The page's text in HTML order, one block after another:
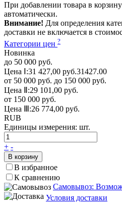
При добавлении товара в
автоматически.
Внимание! Для определения
доставки не включается в
Категории цен ?
Новинка
до 50 000 руб.
Цена Ⅰ:31 427,00 руб.31427.00
от 50 000 руб. до 150 000 руб.
Цена Ⅱ:29 101,00 руб.
от 150 000 руб.
Цена Ⅲ:26 774,00 руб.
RUB
Единицы измерения: шт.
+ -
В корзину
В избранное
К сравнению
Самовывоз:
Условия доставки